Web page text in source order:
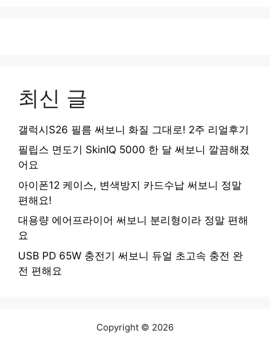
최신 글
갤럭시S26 필름 써보니 화질 그대로! 2주 리얼후기
필립스 면도기 SkinIQ 5000 한 달 써보니 깔끔해졌
어요
아이폰12 케이스, 변색방지 카드수납 써보니 정말
편해요!
대용량 에어프라이어 써보니 분리형이라 정말 편해
요
USB PD 65W 충전기 써보니 듀얼 초고속 충전 완
전 편해요
Copyright © 2026